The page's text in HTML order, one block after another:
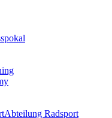
Abteilung Radsport